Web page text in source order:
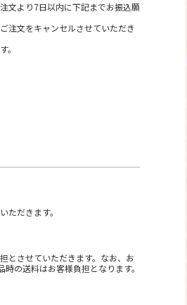
文より7日以内に下記までお振込願
注文をキャンセルさせていただき
。
ただきます。
とさせていただきます。なお、お
の送料はお客様負担となります。